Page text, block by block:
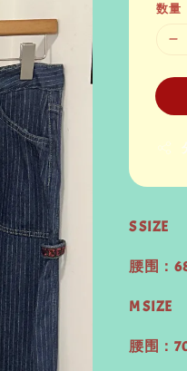
数量
S SIZE
腰围：
M SIZE
腰围：